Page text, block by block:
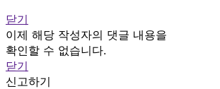
닫기
이제 해당 작성자의 댓글 내용을
확인할 수 없습니다.
닫기
신고하기